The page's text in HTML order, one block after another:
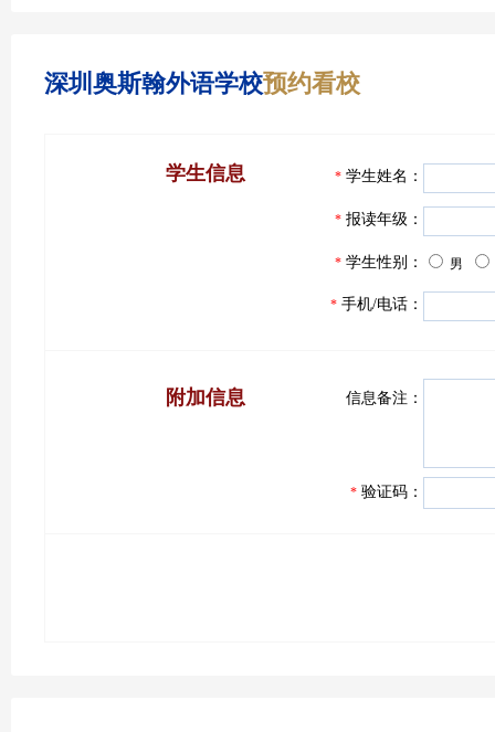
深圳奥斯翰外语学校预约看校
学生信息 * 学生姓名：
* 报读年级：
* 学生性别： 男
* 手机/电话：
附加信息 信息备注：
* 验证码：